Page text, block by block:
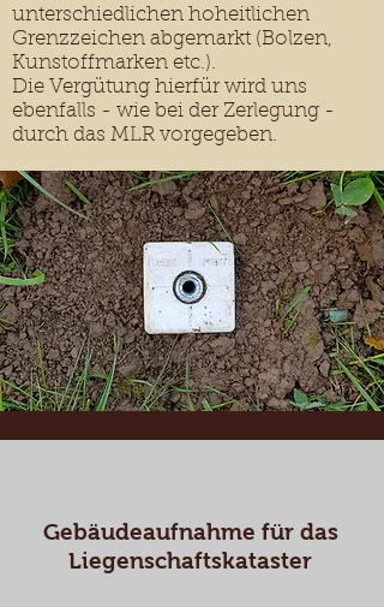
unterschiedlichen hoheitlichen
Grenzzeichen abgemarkt (Bolzen,
Kunstoffmarken etc.).
Die Vergütung hierfür wird uns
ebenfalls - wie bei der Zerlegung -
durch das MLR vorgegeben.
Gebäudeaufnahme für das
Liegenschaftskataster